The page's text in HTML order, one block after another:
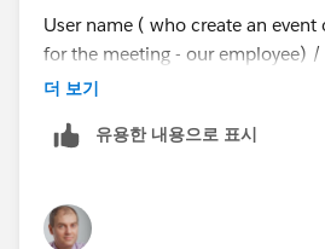
User name ( who create an
for the meeting - our employee)
event / start date / end date /
field #2 / Contact name (
더 보기
유용한 내용으로 표시